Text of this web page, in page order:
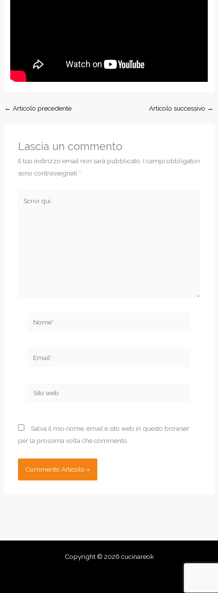
← Articolo precedente Articolo successivo →
Lascia un commento
Il tuo indirizzo email non sarà pubblicato. I campi obbligatori
sono contrassegnati *
Sito
Salva il mio nome, email e sito web in questo browser
per la prossima volta che commento.
Copyright © 2026 cucinareok